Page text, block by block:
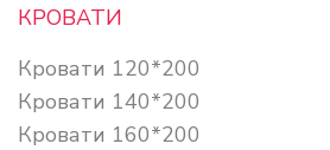
КРОВАТИ
Кровати 120*200
Кровати 140*200
Кровати 160*200